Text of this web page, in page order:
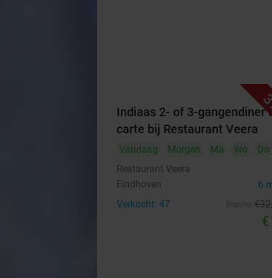
Indiaas 2- of 3-gangendiner
carte bij Restaurant Veera
Vandaag Morgen Ma Wo Do
Restaurant Veera
Eindhoven 6
Verkocht: 47 €32